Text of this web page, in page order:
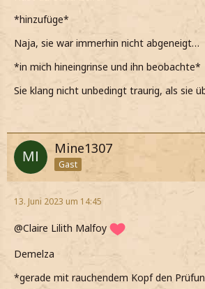
*hinzufüge*
Naja, sie war immerhin nicht abgeneigt…
*in mich hineingrinse und ihn beobachte*
Sie klang nicht unbedingt traurig, als sie
Mine1307
Gast
13. Juni 2023 um 14:45
@Claire Lilith Malfoy
Demelza
*gerade mit rauchendem Kopf den